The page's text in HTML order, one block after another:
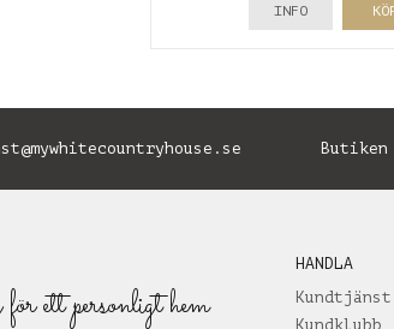
INFO
Butiken
ett personligt hem
HANDLA
Kundtjänst
Kundklubb